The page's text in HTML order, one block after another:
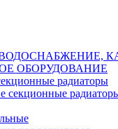
ОБОРУДОВАНИЕ
радиаторы
секционные